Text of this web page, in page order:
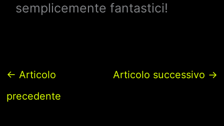
semplicemente fantastici!
← Articolo
precedente
Articolo successivo →